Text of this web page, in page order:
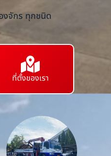
งจักร ทุกชนิด
ที่ตั้งของเรา